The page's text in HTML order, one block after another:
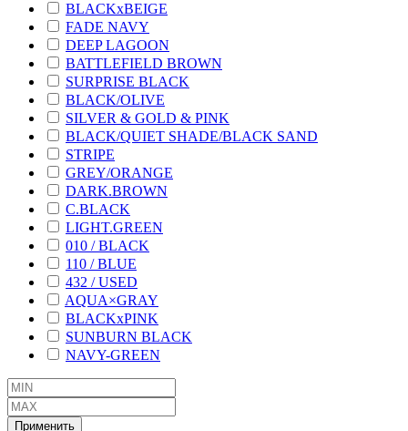
BLACKxBEIGE
FADE NAVY
DEEP LAGOON
BATTLEFIELD BROWN
SURPRISE BLACK
BLACK/OLIVE
SILVER & GOLD & PINK
BLACK/QUIET SHADE/BLACK SAND
STRIPE
GREY/ORANGE
DARK.BROWN
C.BLACK
LIGHT.GREEN
010 / BLACK
110 / BLUE
432 / USED
AQUA×GRAY
BLACKxPINK
SUNBURN BLACK
NAVY-GREEN
Применить